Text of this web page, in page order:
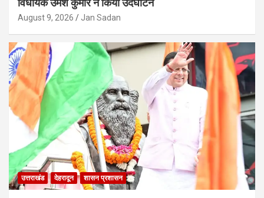
विधायक उमेश कुमार ने किया उदघाटन
August 9, 2026 Jan Sadan
उत्तराखंड देहरादून शासन प्रशासन